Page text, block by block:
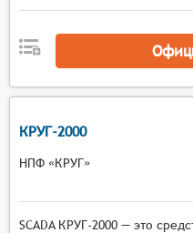
организации
работа с
управление
сборки и
автоматизацию
исходного кода в
КРУГ-2000
НПФ «КРУГ»
SCADA КРУГ-2000 — это